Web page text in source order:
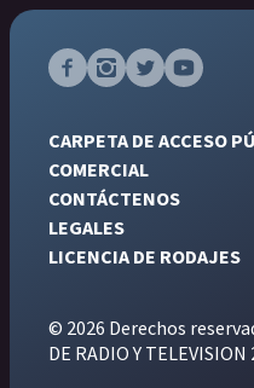
CARPETA DE ACCESO
COMERCIAL
CONTÁCTENOS
LEGALES
LICENCIA DE RODAJES
© 2026 Derechos
DE RADIO Y TELEVISION